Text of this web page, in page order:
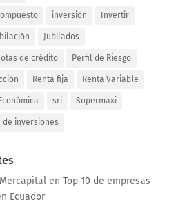
inversión Invertir
Jubilados
de crédito Perfil de Riesgo
Renta fija Renta Variable
sri Supermaxi
de inversiones
en Top 10 de empresas
Ecuador